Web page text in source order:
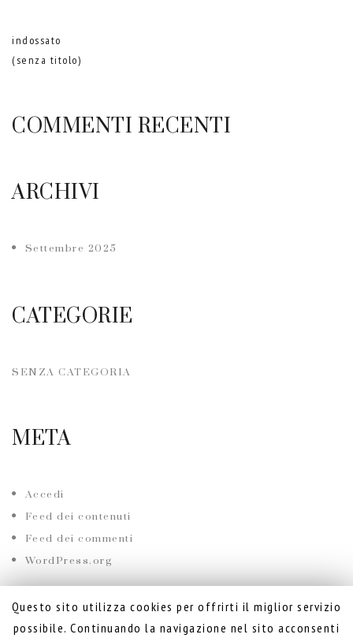
indossato
(senza titolo)
COMMENTI RECENTI
ARCHIVI
Settembre 2025
CATEGORIE
SENZA CATEGORIA
META
Accedi
Feed dei contenuti
Feed dei commenti
WordPress.org
Questo sito utilizza cookies per offrirti il miglior servizio
possibile. Continuando la navigazione nel sito acconsenti